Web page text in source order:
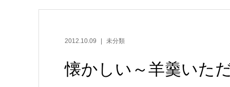
2012.10.09 未分類
懐かしい～羊羹いた